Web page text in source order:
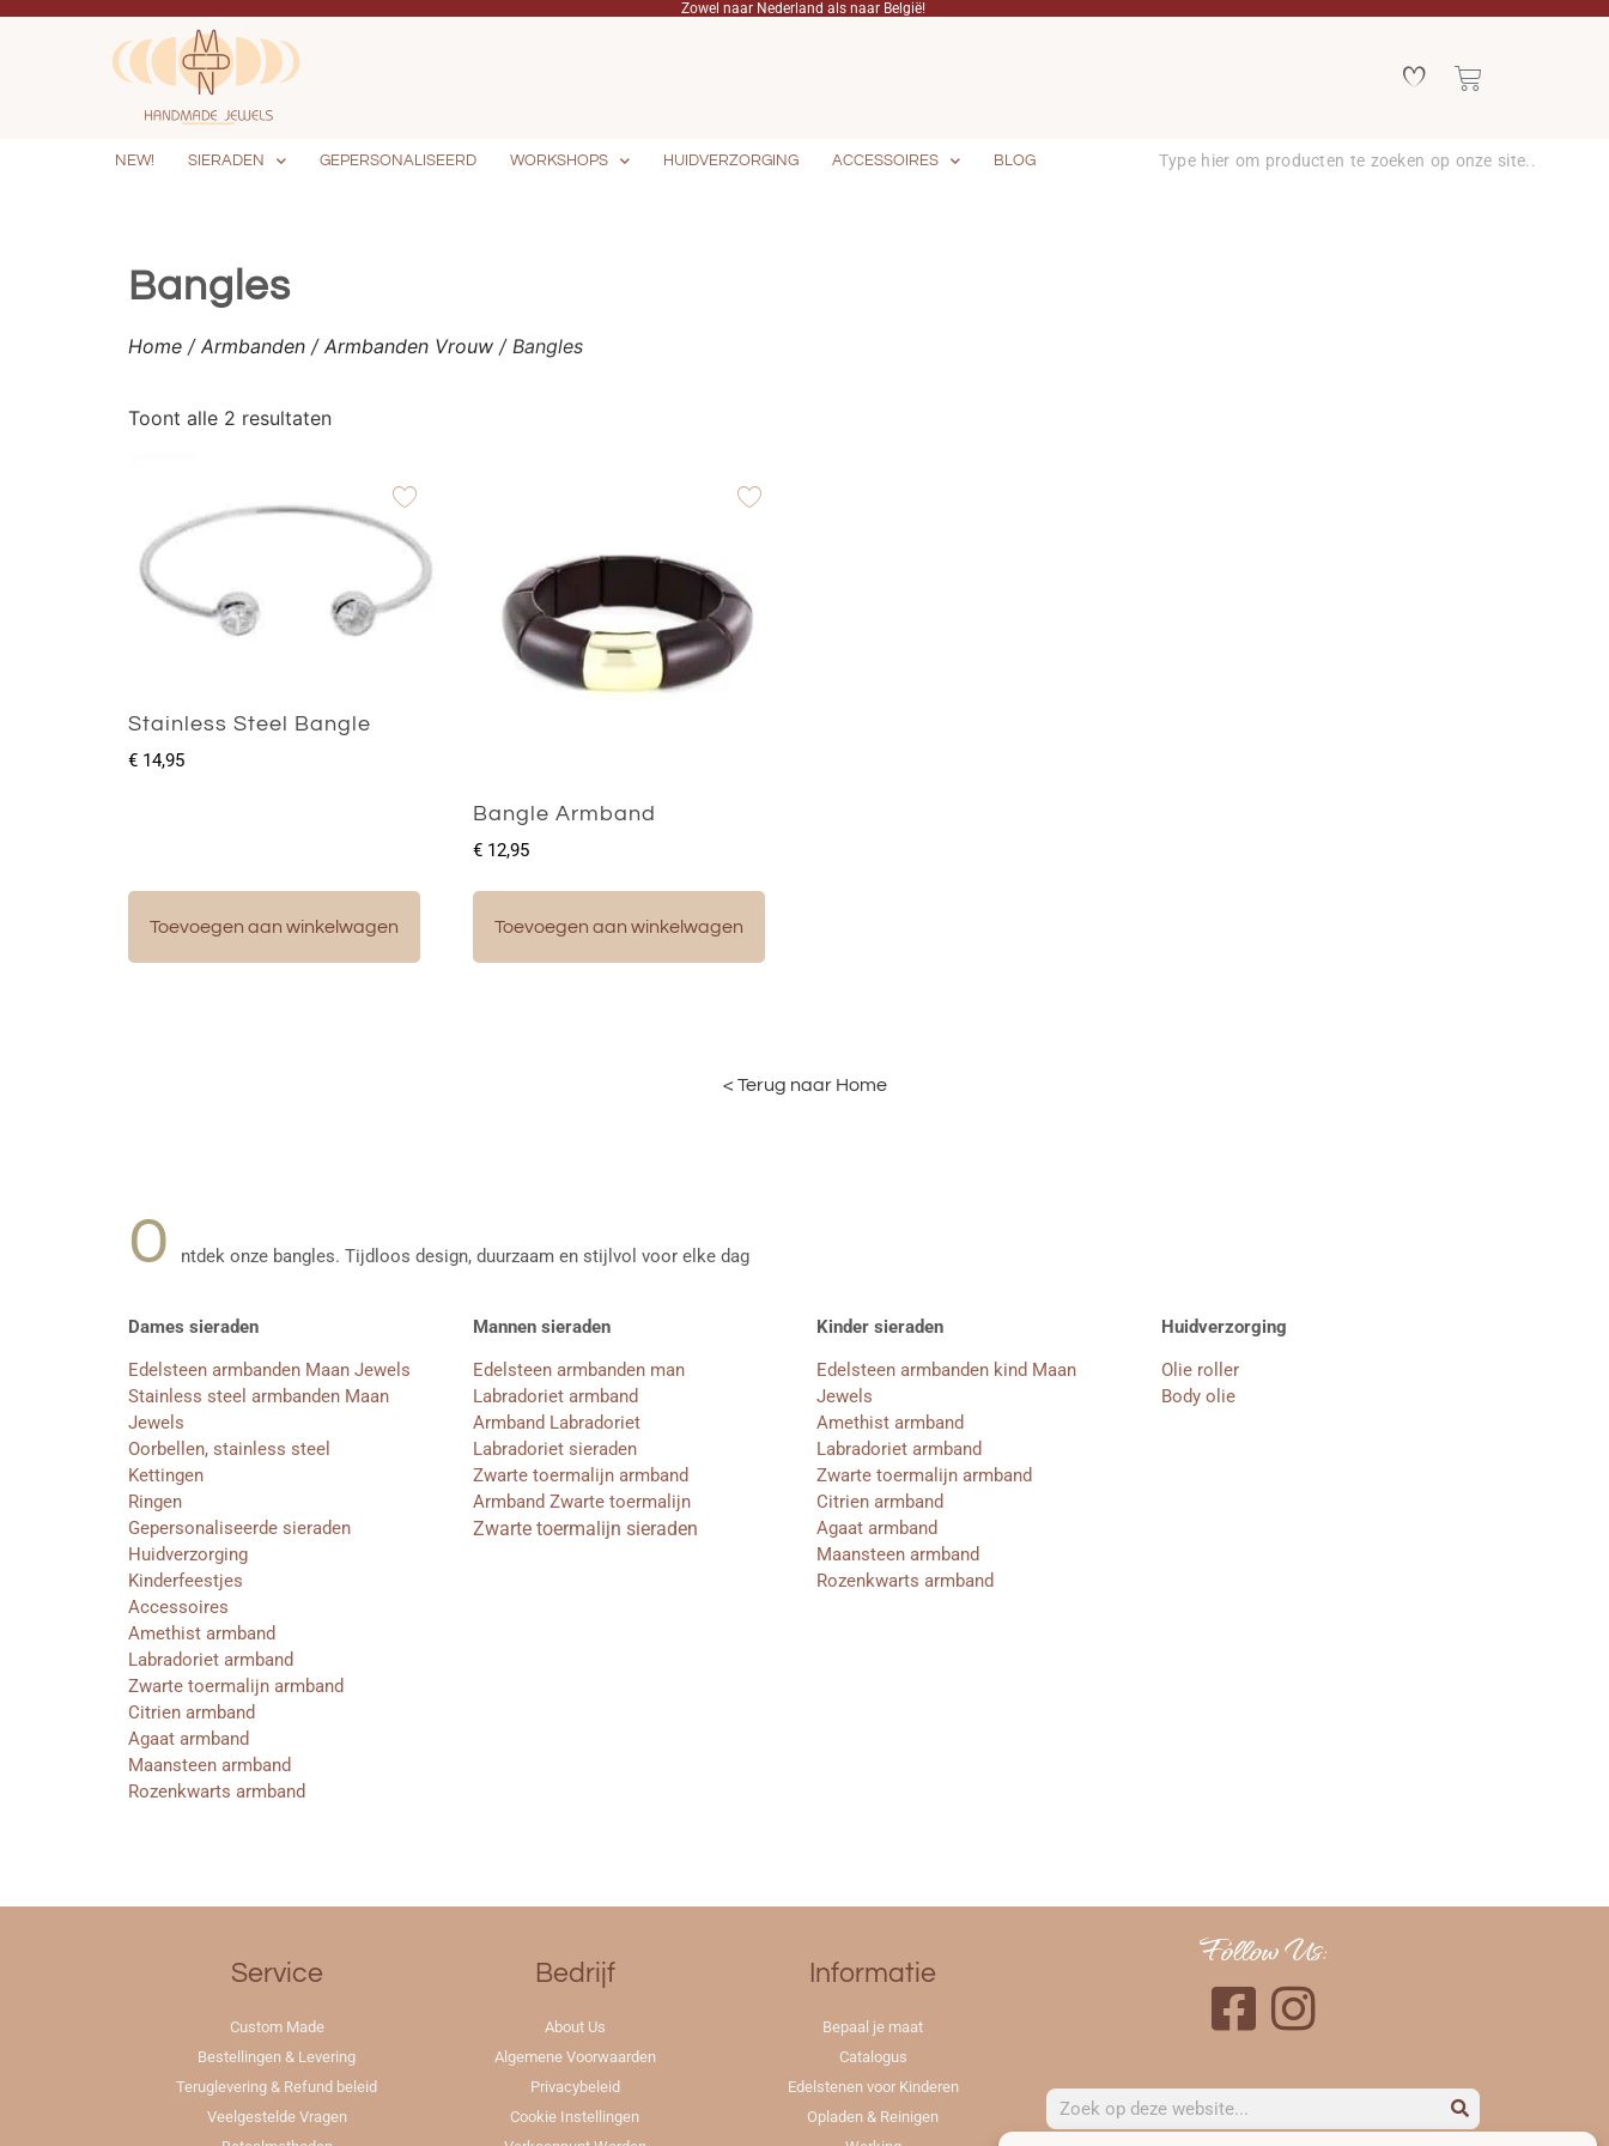
Zowel naar Nederland als naar België!
NEW! SIERADEN GEPERSONALISEERD WORKSHOPS HUIDVERZORGING ACCESSOIRES BLOG
Bangles
Home / Armbanden / Armbanden Vrouw / Bangles
Toont alle 2 resultaten
Stainless Steel Bangle
€ 14,95
Toevoegen aan winkelwagen
Bangle Armband
€12,95
Toevoegen aan winkelwagen
< Terug naar Home
O ntdek onze bangles. Tijdloos design, duurzaam en stijlvol voor elke dag
Dames sieraden
Edelsteen armbanden Maan Jewels
Stainless steel armbanden Maan
Jewels
Oorbellen, stainless steel
Kettingen
Ringen
Gepersonaliseerde sieraden
Huidverzorging
Kinderfeestjes
Accessoires
Amethist armband
Labradoriet armband
Zwarte toermalijn armband
Citrien armband
Agaat armband
Maansteen armband
Rozenkwarts armband
Mannen sieraden
Edelsteen armbanden man
Labradoriet armband
Armband Labradoriet
Labradoriet sieraden
Zwarte toermalijn armband
Armband Zwarte toermalijn
Zwarte toermalijn sieraden
Kinder sieraden
Edelsteen armbanden kind Maan
Jewels
Amethist armband
Labradoriet armband
Zwarte toermalijn armband
Citrien armband
Agaat armband
Maansteen armband
Rozenkwarts armband
Huidverzorging
Olie roller
Body olie
Service
Custom Made
Bestellingen & Levering
Teruglevering & Refund beleid
Veelgestelde Vragen
Bedrijf
About Us
Algemene Voorwaarden
Privacybeleid
Cookie Instellingen
Informatie
Bepaal je maat
Catalogus
Edelstenen voor Kinderen
Opladen & Reinigen
Follow Us: